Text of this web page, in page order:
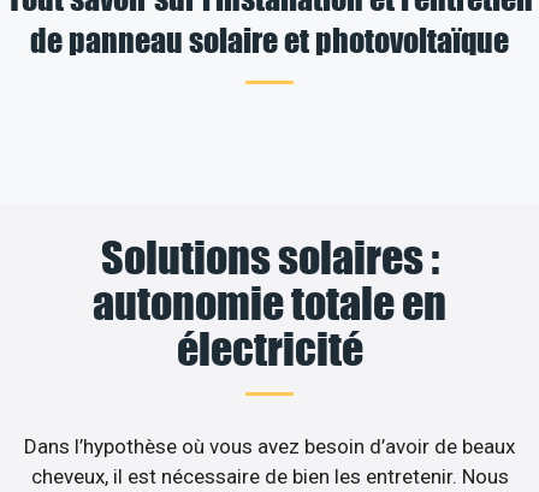
de panneau solaire et photovoltaïque
Solutions solaires :
autonomie totale en
électricité
Dans l’hypothèse où vous avez besoin d’avoir de beaux
cheveux, il est nécessaire de bien les entretenir. Nous